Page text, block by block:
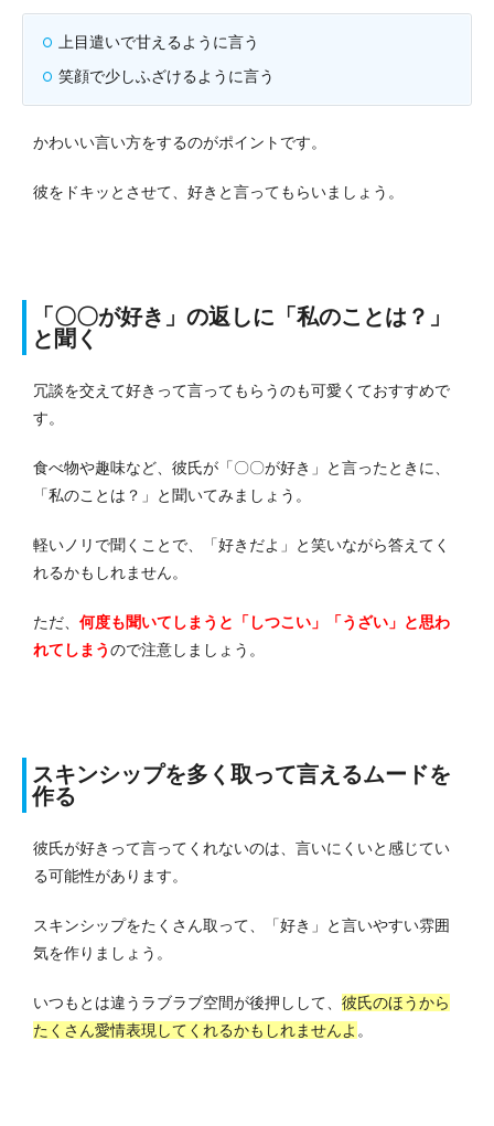
上目遣いで甘えるように言う
笑顔で少しふざけるように言う
かわいい言い方をするのがポイントです。
彼をドキッとさせて、好きと言ってもらいましょう。
「〇〇が好き」の返しに「私のことは？」
と聞く
冗談を交えて好きって言ってもらうのも可愛くておすすめで
す。
食べ物や趣味など、彼氏が「〇〇が好き」と言ったときに、
「私のことは？」と聞いてみましょう。
軽いノリで聞くことで、「好きだよ」と笑いながら答えてく
れるかもしれません。
ただ、 何度も聞いてしまうと「しつこい」「うざい」と思わ
れてしまうので注意しましょう。
スキンシップを多く取って言えるムードを
作る
彼氏が好きって言ってくれないのは、言いにくいと感じてい
る可能性があります。
スキンシップをたくさん取って、「好き」と言いやすい雰囲
気を作りましょう。
いつもとは違うラブラブ空間が後押しして、 彼氏のほうから
たくさん愛情表現してくれるかもしれませんよ 。